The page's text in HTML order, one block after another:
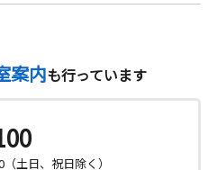
案内も行っています
土日、祝日除く）